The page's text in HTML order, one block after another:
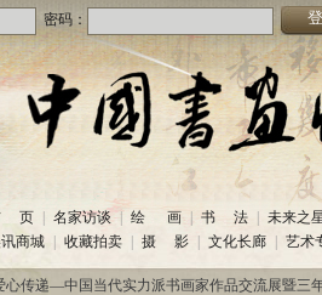
密码：
页 名家访谈 绘 画 书 法
未来之
商城
收藏拍卖 摄 影 文化长廊 艺术
作伙伴 (2020-10-26)
频道服务咨询热线
递—中国当代实力派书画家作品交流展暨三年帮助100位贫困儿童行动